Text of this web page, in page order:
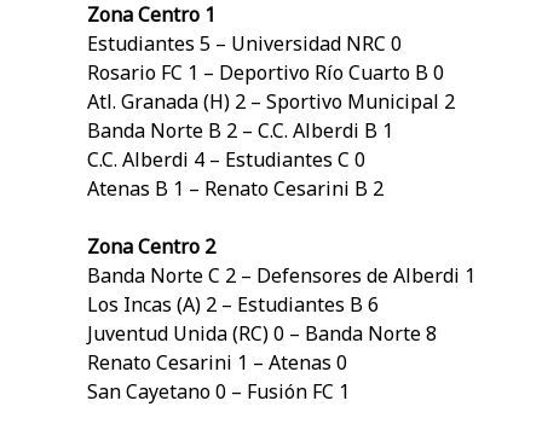
Zona Centro 1
Estudiantes 5 – Universidad NRC 0
Rosario FC 1 – Deportivo Río Cuarto B 0
Atl. Granada (H) 2 – Sportivo Municipal 2
Banda Norte B 2 – C.C. Alberdi B 1
C.C. Alberdi 4 – Estudiantes C 0
Atenas B 1 – Renato Cesarini B 2
Zona Centro 2
Banda Norte C 2 – Defensores de Alberdi 1
Los Incas (A) 2 – Estudiantes B 6
Juventud Unida (RC) 0 – Banda Norte 8
Renato Cesarini 1 – Atenas 0
San Cayetano 0 – Fusión FC 1